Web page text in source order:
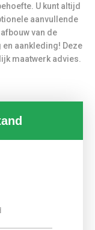
U kunt altijd
aanvullende
van de
aankleding! Deze
maatwerk advies.